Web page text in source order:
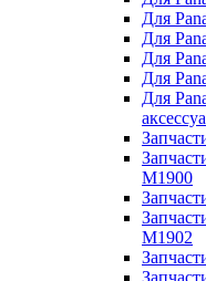
Для
Для
Для
Для
Для
M1900
M1902